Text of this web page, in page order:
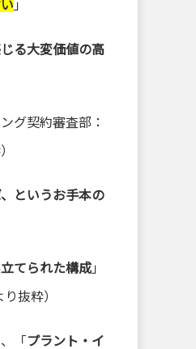
」
る大変価値の高
グ契約審査部：
というお手本の
てられた構成」
り抜粋）
「 プラント・イ